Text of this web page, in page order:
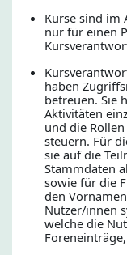
Kurse sind im
nur für einen
haben
betreuen. Sie
Aktivitäten
und die
steuern. Für
sie auf die
Stammdaten
sowie für die
den
Nutzer/innen
welche die